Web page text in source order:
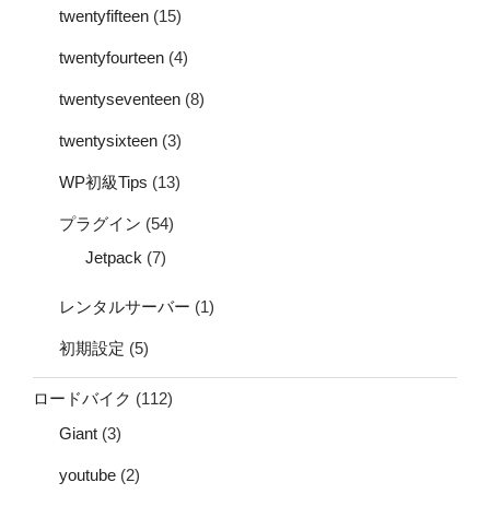
twentyfifteen (15)
twentyfourteen (4)
twentyseventeen (8)
twentysixteen (3)
WP初級Tips (13)
プラグイン (54)
Jetpack (7)
レンタルサーバー (1)
初期設定 (5)
ロードバイク (112)
Giant (3)
youtube (2)